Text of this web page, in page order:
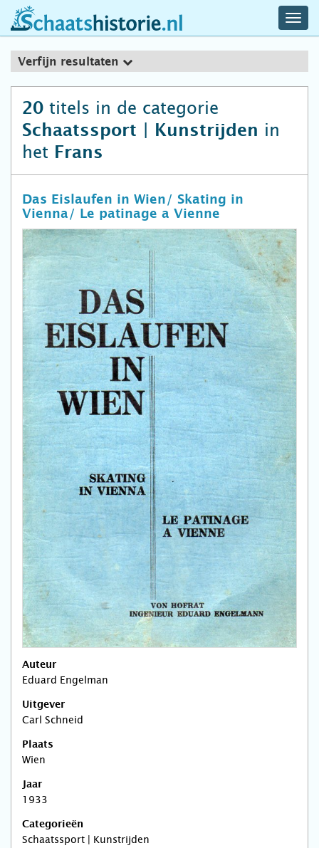
schaatshistorie.nl
Verfijn resultaten
20 titels in de categorie
Schaatssport | Kunstrijden in
het Frans
Das Eislaufen in Wien/ Skating in
Vienna/ Le patinage a Vienne
Auteur
Eduard Engelman
Uitgever
Carl Schneid
Plaats
Wien
Jaar
1933
Categorieën
Schaatssport | Kunstrijden